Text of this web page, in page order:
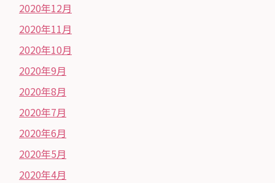
2020年12月
2020年11月
2020年10月
2020年9月
2020年8月
2020年7月
2020年6月
2020年5月
2020年4月